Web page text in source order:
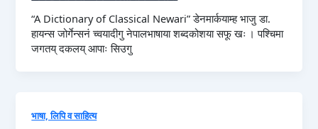
“A Dictionary of Classical Newari” डेनमार्कयाम्ह भाजु डा.
हायन्स जोर्गेन्सनं च्वयादीगु नेपालभाषाया शब्दकोशया सफू खः । पश्चिमा
जगतय् दकलय् आपाः सिउगु
भाषा, लिपि व साहित्य